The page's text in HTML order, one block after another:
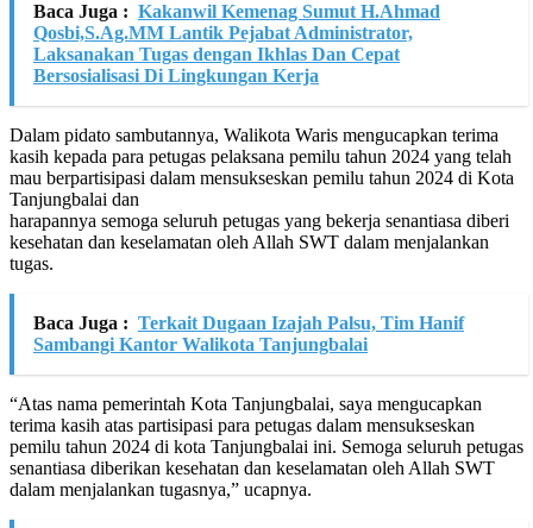
Baca Juga : Kakanwil Kemenag Sumut H.Ahmad
Qosbi,S.Ag.MM Lantik Pejabat Administrator,
Laksanakan Tugas dengan Ikhlas Dan Cepat
Bersosialisasi Di Lingkungan Kerja
Dalam pidato sambutannya, Walikota Waris mengucapkan terima
kasih kepada para petugas pelaksana pemilu tahun 2024 yang telah
mau berpartisipasi dalam mensukseskan pemilu tahun 2024 di Kota
Tanjungbalai dan
harapannya semoga seluruh petugas yang bekerja senantiasa diberi
kesehatan dan keselamatan oleh Allah SWT dalam menjalankan
tugas.
Baca Juga : Terkait Dugaan Izajah Palsu, Tim Hanif
Sambangi Kantor Walikota Tanjungbalai
“Atas nama pemerintah Kota Tanjungbalai, saya mengucapkan
terima kasih atas partisipasi para petugas dalam mensukseskan
pemilu tahun 2024 di kota Tanjungbalai ini. Semoga seluruh petugas
senantiasa diberikan kesehatan dan keselamatan oleh Allah SWT
dalam menjalankan tugasnya,” ucapnya.